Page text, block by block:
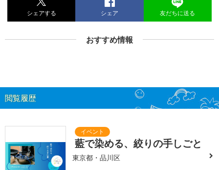
シェアする シェア 友だちに送る
おすすめ情報
閲覧履歴
藍で染める、絞りの手しごと
東京都・品川区